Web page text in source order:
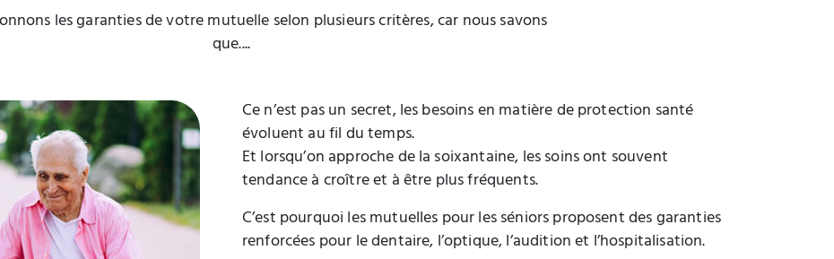
les garanties de votre mutuelle selon plusieurs critères, car nous savons
que....
Ce n’est pas un secret, les besoins en matière de protection santé
évoluent au fil du temps.
Et lorsqu’on approche de la soixantaine, les soins ont souvent
tendance à croître et à être plus fréquents.
C’est pourquoi les mutuelles pour les séniors proposent des garanties
renforcées pour le dentaire, l’optique, l’audition et l’hospitalisation.